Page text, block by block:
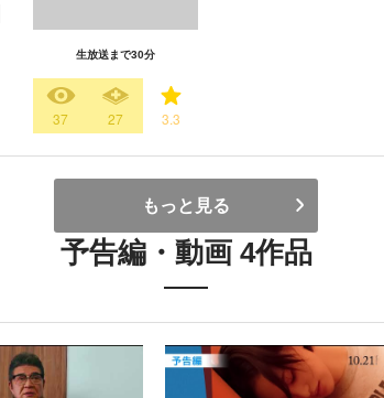
生放送まで30分
37 27 3.3
もっと見る
予告編・動画 4作品